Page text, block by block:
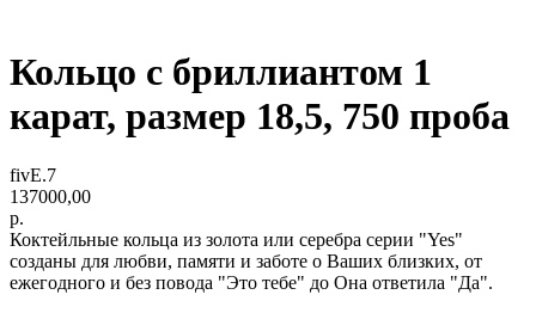
Кольцо с бриллиантом 1
карат, размер 18,5, 750 проба
fivE.7
137000,00
р.
Коктейльные кольца из золота или серебра серии "Yes"
созданы для любви, памяти и заботе о Ваших близких, от
ежегодного и без повода "Это тебе" до Она ответила "Да".